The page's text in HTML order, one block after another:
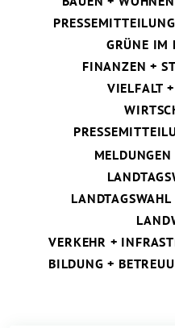
PRESSEMITTEILUNG
GRÜNE IM
FINANZEN +
VIELFALT
MELDUNGEN
LANDTAGSWAHL
VERKEHR +
BILDUNG +